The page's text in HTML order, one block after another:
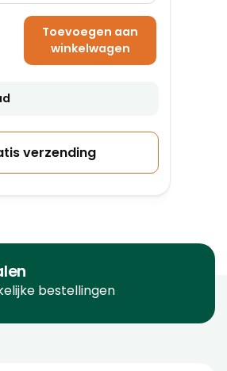
ActivaPaper® Basic+ PA4600
Toevoegen aan
winkelwagen
verzending
bestellingen